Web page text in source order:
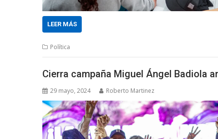
LEER MÁS
Política
Cierra campaña Miguel Ángel Badiola
29 mayo, 2024 Roberto Martinez